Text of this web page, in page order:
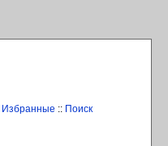
Избранные :: Поиск